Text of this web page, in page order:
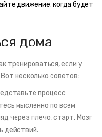
движение, когда будет
дома
тренироваться, если у
несколько советов:
процесс
мысленно по всем
через плечо, старт. Мозг
действий.